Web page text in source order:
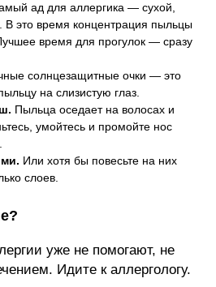
ад для аллергика — сухой,
В это время концентрация пыльцы
время для прогулок — сразу
солнцезащитные очки — это
на слизистую глаз.
Пыльца оседает на волосах и
умойтесь и промойте нос
Или хотя бы повесьте на них
слоев.
уже не помогают, не
Идите к аллергологу.